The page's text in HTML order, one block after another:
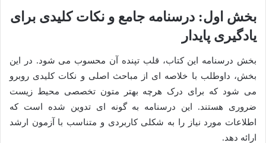
بخش اول: درسنامه جامع و نکات کلیدی برای
یادگیری پایدار
بخش درسنامه این کتاب، قلب تپنده آن محسوب می شود. در این
بخش، داوطلب با خلاصه ای از مباحث اصلی و نکات کلیدی روبرو
می شود که برای درک هرچه بهتر متون تخصصی محیط زیست
ضروری هستند. این درسنامه به گونه ای تدوین شده است که
اطلاعات مورد نیاز را به شکلی کاربردی و متناسب با آزمون ارشد
ارائه دهد.